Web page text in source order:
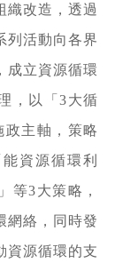
織改造，透過
列活動向各界
成立資源循環
，以「3大循
政主軸，策略
資源循環利
等3大策略，
網絡，同時發
資源循環的支